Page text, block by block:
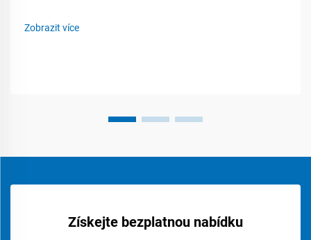
Zobrazit více
Získejte bezplatnou nabídku